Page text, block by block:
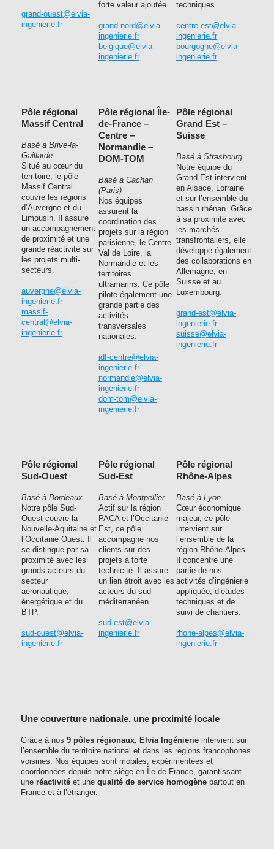
grand-ouest@elvia-
ingenierie.fr
forte valeur ajoutée.
grand-nord@elvia-
ingenierie.fr
belgique@elvia-
ingenierie.fr
techniques.
centre-est@elvia-
ingenierie.fr
bourgogne@elvia-
ingenierie.fr
Pôle régional
Massif Central
Basé à Brive-la-
Gaillarde
Situé au cœur du
territoire, le pôle
Massif Central
couvre les régions
d’Auvergne et du
Limousin. Il assure
un accompagnement
de proximité et une
grande réactivité sur
les projets multi-
secteurs.
auvergne@elvia-
ingenierie.fr
massif-
central@elvia-
ingenierie.fr
Pôle régional Île-
de-France –
Centre –
Normandie –
DOM-TOM
Basé à Cachan
(Paris)
Nos équipes
assurent la
coordination des
projets sur la région
parisienne, le Centre-
Val de Loire, la
Normandie et les
territoires
ultramarins. Ce pôle
pilote également une
grande partie des
activités
transversales
nationales.
idf-centre@elvia-
ingenierie.fr
normandie@elvia-
ingenierie.fr
dom-tom@elvia-
ingenierie.fr
Pôle régional
Grand Est –
Suisse
Basé à Strasbourg
Notre équipe du
Grand Est intervient
en Alsace, Lorraine
et sur l’ensemble du
bassin rhénan. Grâce
à sa proximité avec
les marchés
transfrontaliers, elle
développe également
des collaborations en
Allemagne, en
Suisse et au
Luxembourg.
grand-est@elvia-
ingenierie.fr
suisse@elvia-
ingenierie.fr
Pôle régional
Sud-Ouest
Basé à Bordeaux
Notre pôle Sud-
Ouest couvre la
Nouvelle-Aquitaine et
l’Occitanie Ouest. Il
se distingue par sa
proximité avec les
grands acteurs du
secteur
aéronautique,
énergétique et du
BTP.
sud-ouest@elvia-
ingenierie.fr
Pôle régional
Sud-Est
Basé à Montpellier
Actif sur la région
PACA et l’Occitanie
Est, ce pôle
accompagne nos
clients sur des
projets à forte
technicité. Il assure
un lien étroit avec les
acteurs du sud
méditerranéen.
sud-est@elvia-
ingenierie.fr
Pôle régional
Rhône-Alpes
Basé à Lyon
Cœur économique
majeur, ce pôle
intervient sur
l’ensemble de la
région Rhône-Alpes.
Il concentre une
partie de nos
activités d’ingénierie
appliquée, d’études
techniques et de
suivi de chantiers.
rhone-alpes@elvia-
ingenierie.fr
Une couverture nationale, une proximité locale
Grâce à nos 9 pôles régionaux, Elvia Ingénierie intervient sur
l’ensemble du territoire national et dans les régions francophones
voisines. Nos équipes sont mobiles, expérimentées et
coordonnées depuis notre siège en Île-de-France, garantissant
une réactivité et une qualité de service homogène partout en
France et à l’étranger.